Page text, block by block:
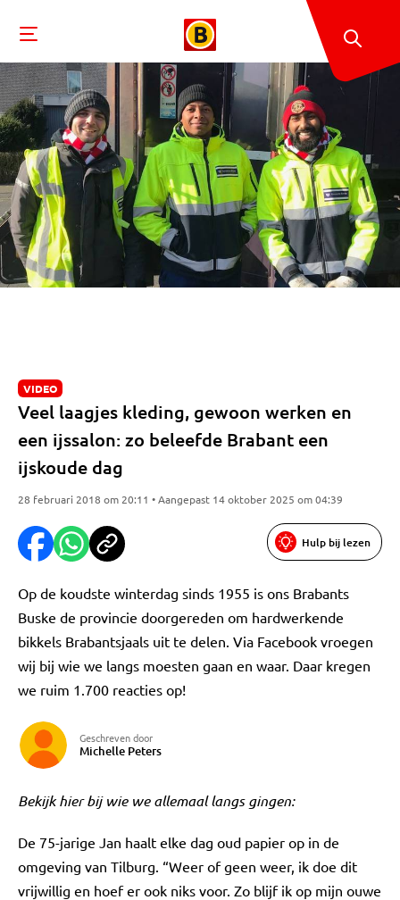
VIDEO
Veel laagjes kleding, gewoon werken en
een ijssalon: zo beleefde Brabant een
ijskoude dag
28 februari 2018 om 20:11 • Aangepast 14 oktober 2025 om 04:39
Hulp bij lezen
Op de koudste winterdag sinds 1955 is ons Brabants
Buske de provincie doorgereden om hardwerkende
bikkels Brabantsjaals uit te delen. Via Facebook vroegen
wij bij wie we langs moesten gaan en waar. Daar kregen
we ruim 1.700 reacties op!
Geschreven door
Michelle Peters
Bekijk hier bij wie we allemaal langs gingen:
De 75-jarige Jan haalt elke dag oud papier op in de
omgeving van Tilburg. “Weer of geen weer, ik doe dit
vrijwillig en hoef er ook niks voor. Zo blijf ik op mijn ouwe